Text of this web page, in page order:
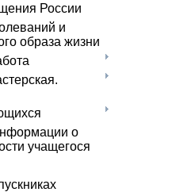
России
и
образа жизни
о
учащегося